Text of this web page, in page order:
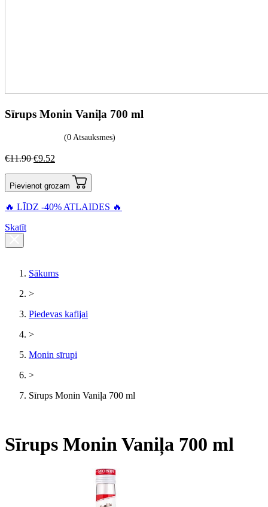
Sīrups Monin Vaniļa 700 ml
(0 Atsauksmes)
€11.90 €9.52
Pievienot grozam
🔥 LĪDZ -40% ATLAIDES 🔥
Skatīt
Sākums
>
Piedevas kafijai
>
Monin sīrupi
>
Sīrups Monin Vaniļa 700 ml
Sīrups Monin Vaniļa 700 ml